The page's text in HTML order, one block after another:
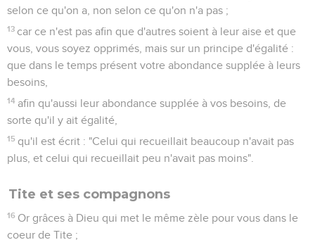
selon ce qu'on a, non selon ce qu'on n'a pas ;
13 car ce n'est pas afin que d'autres soient à leur aise et que
vous, vous soyez opprimés, mais sur un principe d'égalité :
que dans le temps présent votre abondance supplée à leurs
besoins,
14 afin qu'aussi leur abondance supplée à vos besoins, de
sorte qu'il y ait égalité,
15 qu'il est écrit : "Celui qui recueillait beaucoup n'avait pas
plus, et celui qui recueillait peu n'avait pas moins".
Tite et ses compagnons
16 Or grâces à Dieu qui met le même zèle pour vous dans le
coeur de Tite ;